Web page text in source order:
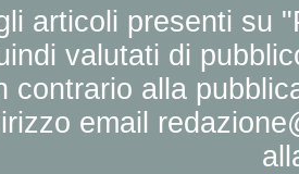
articoli presenti su
valutati di
contrario alla
email